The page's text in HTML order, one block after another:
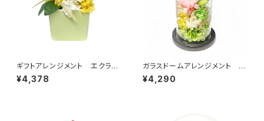
ギフトアレンジメント エクラ
ン イエロー HB34630
¥4,378
ガラスドームアレンジメント
菜々緒（ななお)ホワイト C36
400
¥4,290